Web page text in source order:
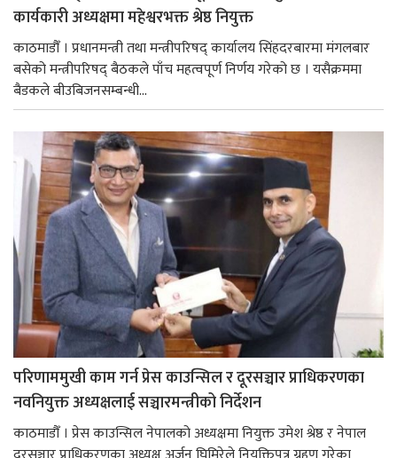
कार्यकारी अध्यक्षमा महेश्वरभक्त श्रेष्ठ नियुक्त
काठमाडौँ । प्रधानमन्त्री तथा मन्त्रीपरिषद् कार्यालय सिंहदरबारमा मंगलबार
बसेको मन्त्रीपरिषद् बैठकले पाँच महत्वपूर्ण निर्णय गरेको छ । यसैक्रममा
बैडकले बीउबिजनसम्बन्धी...
परिणाममुखी काम गर्न प्रेस काउन्सिल र दूरसञ्चार प्राधिकरणका
नवनियुक्त अध्यक्षलाई सञ्चारमन्त्रीको निर्देशन
काठमाडौँ । प्रेस काउन्सिल नेपालको अध्यक्षमा नियुक्त उमेश श्रेष्ठ र नेपाल